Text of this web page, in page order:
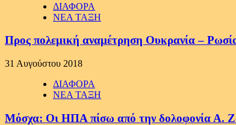
ΔΙΑΦΟΡΑ
ΝΕΑ ΤΑΞΗ
Προς πολεμική αναμέτρηση Ουκρανία –
31 Αυγούστου 2018
ΔΙΑΦΟΡΑ
ΝΕΑ ΤΑΞΗ
Μόσχα: Οι ΗΠΑ πίσω από την δολοφονία Α.